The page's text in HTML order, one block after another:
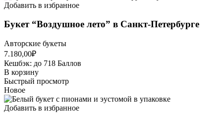
Добавить в избранное
Букет “Воздушное лето” в Санкт-Петербурге
Авторские букеты
7.180,00₽
Кешбэк: до 718 Баллов
В корзину
Быстрый просмотр
Новое
Добавить в избранное